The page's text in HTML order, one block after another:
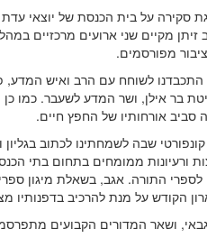
סקירה על בית הכנסת של יוצאי
מקיים שני ארועים מרכזיים
מפורסמים.
התכבדנו לשוחח עם הרב ואיש המדע,
בר אילן, ושר המדע לשעבר. כמו
סביב אורחותיו של החפץ חיים.
שבה לשמחתינו לכתוב
ורעיונות ממומחים בתחום בתי
לספרי התורה. אגב, בשאלת מיגון
הקודש על מנת להרכיב בדפנותיו
ושאר המדורים הקבועים